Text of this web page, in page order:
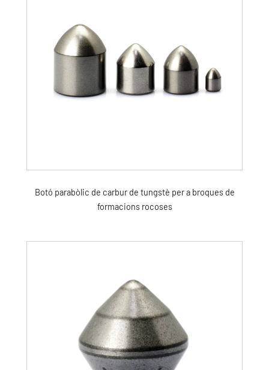
Botó parabòlic de carbur de tungstè per a broques de
formacions rocoses